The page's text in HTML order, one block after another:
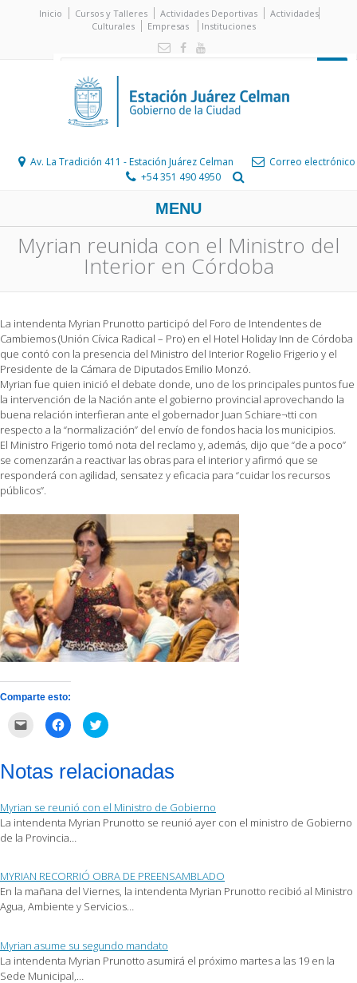
Inicio Cursos y Talleres Actividades Deportivas
Actividades
Culturales
Empresas Instituciones
Av. La Tradición 411 - Estación Juárez Celman
Correo electrónico
+54 351 490 4950
MENU
Myrian reunida con el Ministro del
Interior en Córdoba
La intendenta Myrian Prunotto participó del Foro de Intendentes de
Cambiemos (Unión Cívica Radical – Pro) en el Hotel Holiday Inn de Córdoba
que contó con la presencia del Ministro del Interior Rogelio Frigerio y el
Presidente de la Cámara de Diputados Emilio Monzó.
Myrian fue quien inició el debate donde, uno de los principales puntos fue
la intervención de la Nación ante el gobierno provincial aprovechando la
buena relación interfieran ante el gobernador Juan Schiare¬tti con
respecto a la “normalización” del envío de fondos hacia los municipios.
El Ministro Frigerio tomó nota del reclamo y, además, dijo que “de a poco”
se comenzarán a reactivar las obras para el interior y afirmó que se
responderá con agilidad, sensatez y eficacia para “cuidar los recursos
públicos”.
Comparte esto:
correo
electrónico
amigo
(Se
abre
en
Haz
clic
Facebook
(Se
una
ventana
nueva)
Haz
clic
en
Twitter
(Se
una
ventana
nueva)
Notas relacionadas
Myrian se reunió con el Ministro de Gobierno
La intendenta Myrian Prunotto se reunió ayer con el ministro de Gobierno
de la Provincia…
MYRIAN RECORRIÓ OBRA DE PREENSAMBLADO
En la mañana del Viernes, la intendenta Myrian Prunotto recibió al Ministro
Agua, Ambiente y Servicios…
Myrian asume su segundo mandato
La intendenta Myrian Prunotto asumirá el próximo martes a las 19 en la
Sede Municipal,…